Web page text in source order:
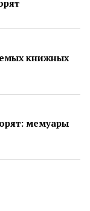
книжных
мемуары